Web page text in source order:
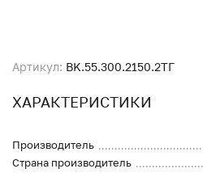
Артикул: BK.55.300.2150.2ТГ
ХАРАКТЕРИСТИКИ
Производитель
Страна производитель